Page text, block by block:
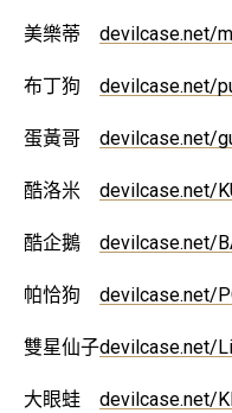
美樂蒂 devilcase.net/
布丁狗 devilcase.net/
蛋黃哥 devilcase.net/
酷洛米 devilcase.net/
酷企鵝 devilcase.net/
帕恰狗 devilcase.net/
雙星仙子devilcase.net/
大眼蛙 devilcase.net/